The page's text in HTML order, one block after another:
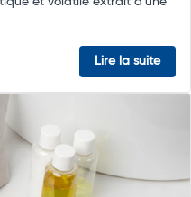
Lire la suite